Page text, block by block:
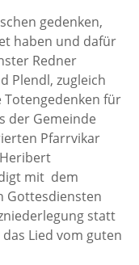
gedenken,
haben und dafür
Redner
Plendl, zugleich
für
der Gemeinde
Pfarrvikar
mit dem
Gottesdiensten
statt
Lied vom guten